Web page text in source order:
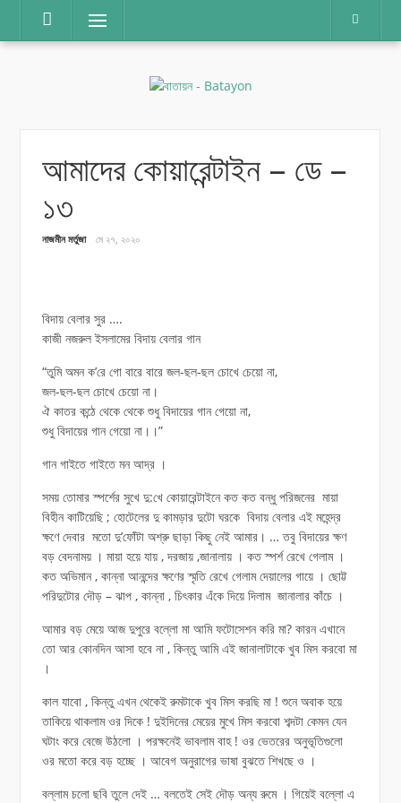
content
Menu
আমাদের কোয়ারেন্টাইন – ডে –
১৩
নাজমীন মর্তুজা মে ২৭, ২০২০
বিদায় বেলার সুর ….
কাজী নজরুল ইসলামের বিদায় বেলার গান
“তুমি অমন ক’রে গো বারে বারে জল-ছল-ছল চোখে চেয়ো না,
জল-ছল-ছল চোখে চেয়ো না।
ঐ কাতর কন্ঠে থেকে থেকে শুধু বিদায়ের গান গেয়ো না,
শুধু বিদায়ের গান গেয়ো না।।”
গান গাইতে গাইতে মন আদ্র ।
সময় তোমার স্পর্শের সুখে দু:খে কোয়ারেন্টাইনে কত কত বন্ধু পরিজনের মায়া
বিহীন কাটিয়েছি ; হোটেলের দু কামড়ার দুটো ঘরকে বিদায় বেলার এই মহেন্দ্র
ক্ষণে দেবার মতো দু’ফোঁটা অশ্রু ছাড়া কিছু নেই আমার। … তবু বিদায়ের ক্ষণ
বড় বেদনাময় । মায়া হয়ে যায় , দরজায় ,জানালায় । কত স্পর্শ রেখে গেলাম ।
কত অভিমান , কান্না আনন্দের ক্ষণের স্মৃতি রেখে গেলাম দেয়ালের গায়ে । ছোট্ট
পরিদুটোর দৌড় – ঝাপ , কান্না , চিৎকার এঁকে দিয়ে দিলাম জানালার কাঁচে ।
আমার বড় মেয়ে আজ দুপুরে বল্লো মা আমি ফটোসেশন করি মা? কারন এখানে
তো আর কোনদিন আসা হবে না , কিন্তু আমি এই জানালাটাকে খুব মিস করবো মা
।
কাল যাবো , কিন্তু এখন থেকেই রুমটাকে খুব মিস করছি মা ! শুনে অবাক হয়ে
তাকিয়ে থাকলাম ওর দিকে ! দুইদিনের মেয়ের মুখে মিস করবো শব্দটা কেমন যেন
ঘটাং করে বেজে উঠলো । পরক্ষনেই ভাবলাম বাহ ! ওর ভেতরের অনুভূতিগুলো
ওর মতো করে বড় হচ্ছে । আবেগ অনুরাগের ভাষা বুঝতে শিখছে ও ।
বল্লাম চলো ছবি তুলে দেই … বলতেই সেই দৌড় অন্য রুমে । গিয়েই বল্লো এ